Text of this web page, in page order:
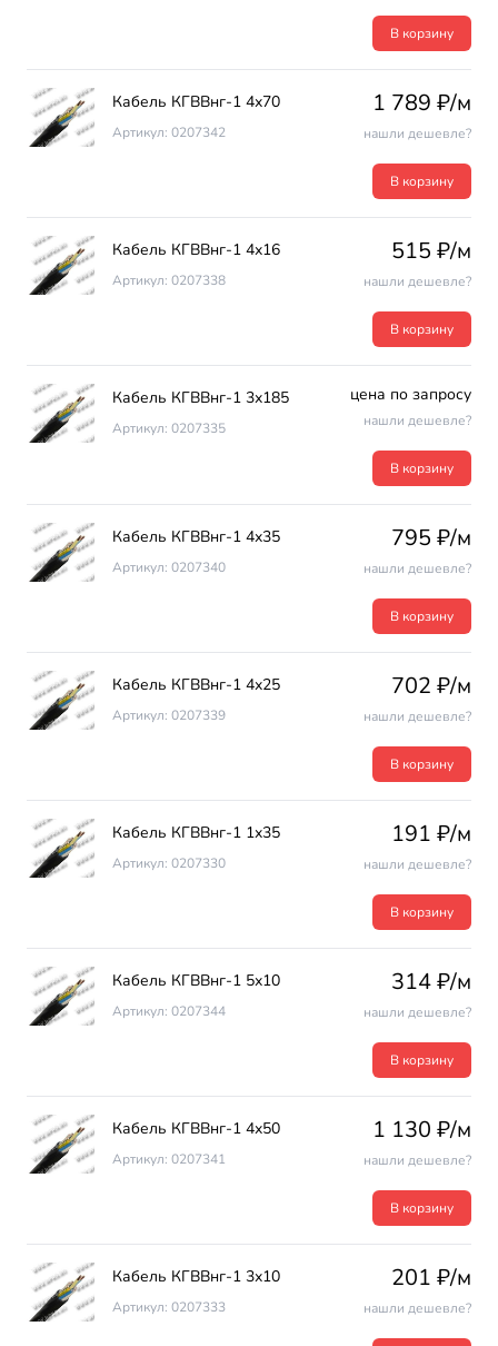
В корзину
Кабель КГВВнг-1 4х70
Артикул: 0207342
1 789 ₽/м
нашли дешевле?
В корзину
Кабель КГВВнг-1 4х16
Артикул: 0207338
515 ₽/м
нашли дешевле?
В корзину
Кабель КГВВнг-1 3х185
Артикул: 0207335
цена по запросу
нашли дешевле?
В корзину
Кабель КГВВнг-1 4х35
Артикул: 0207340
795 ₽/м
нашли дешевле?
В корзину
Кабель КГВВнг-1 4х25
Артикул: 0207339
702 ₽/м
нашли дешевле?
В корзину
Кабель КГВВнг-1 1х35
Артикул: 0207330
191 ₽/м
нашли дешевле?
В корзину
Кабель КГВВнг-1 5х10
Артикул: 0207344
314 ₽/м
нашли дешевле?
В корзину
Кабель КГВВнг-1 4х50
Артикул: 0207341
1 130 ₽/м
нашли дешевле?
В корзину
Кабель КГВВнг-1 3х10
Артикул: 0207333
201 ₽/м
нашли дешевле?